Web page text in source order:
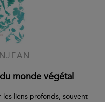
monde végétal
liens profonds, souvent